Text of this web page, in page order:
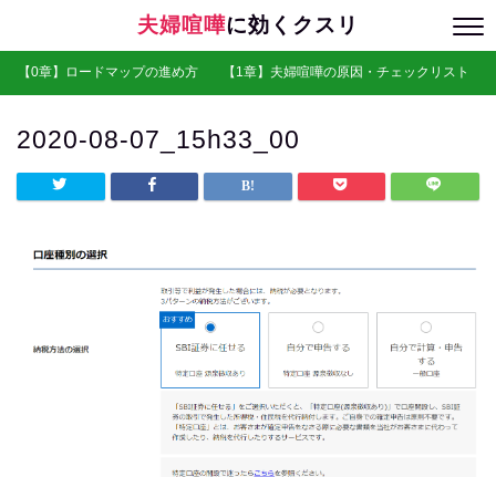
夫婦喧嘩に効くクスリ
【0章】ロードマップの進め方 【1章】夫婦喧嘩の原因・チェックリスト
2020-08-07_15h33_00